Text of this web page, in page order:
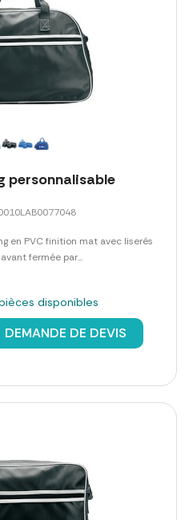
personnalisable
en PVC finition mat avec liserés
fermée par...
disponibles
DEMANDE DE DEVIS